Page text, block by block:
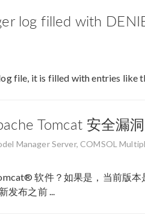
log filled with
file, it is filled with entries like
Tomcat 安全漏
Manager Server, COMSOL
软件？如果是，当前版
发布之前 ...